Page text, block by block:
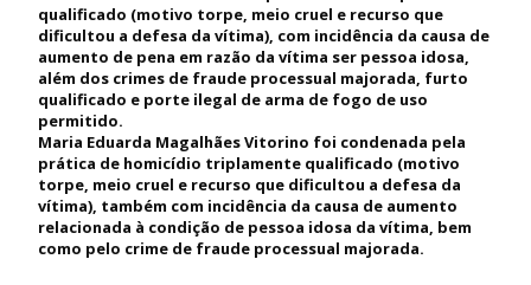
qualificado (motivo torpe, meio cruel e recurso que
dificultou a defesa da vítima), com incidência da causa de
aumento de pena em razão da vítima ser pessoa idosa,
além dos crimes de fraude processual majorada, furto
qualificado e porte ilegal de arma de fogo de uso
permitido.
Maria Eduarda Magalhães Vitorino foi condenada pela
prática de homicídio triplamente qualificado (motivo
torpe, meio cruel e recurso que dificultou a defesa da
vítima), também com incidência da causa de aumento
relacionada à condição de pessoa idosa da vítima, bem
como pelo crime de fraude processual majorada.